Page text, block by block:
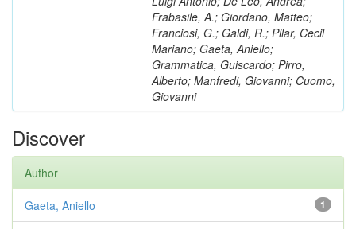
Frabasile, A.; Giordano, Matteo;
Franciosi, G.; Galdi, R.; Pilar, Cecil
Mariano; Gaeta, Aniello;
Grammatica, Guiscardo; Pirro,
Alberto; Manfredi, Giovanni; Cuomo,
Giovanni
Discover
Author
1
Gaeta, Aniello